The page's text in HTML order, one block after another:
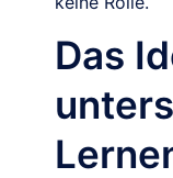
Das